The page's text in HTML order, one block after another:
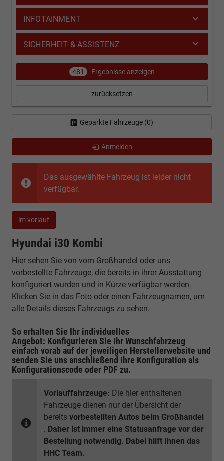
Das ausgewählte Fahrzeug ist leider nicht
verfügbar.
im vorlauf
Hyundai i30 Kombi
Hier sehen Sie von vom Großhandel oder uns
vorbestellte Fahrzeuge, die bereits in ihrer Ausstattung
konfiguriert wurden und in Kürze verfügbar werden.
Klicken Sie in das Foto oder einen Fahrzeugnamen, um
alle Details dieses Fahrzeugs zu sehen.
So erhalten Sie Ihr individuelles
Angebot: Konfigurieren Sie Ihr Wunschfahrzeug
einfach vorab auf der jeweiligen Herstellerwebsite und
senden Sie uns anschließend Ihre Konfiguration als
Konfigurationscode oder PDF zu.
Vorlauffahrzeuge: Die hier enthaltenen
Fahrzeuge dienen nur der Übersicht der
bereits vorbestellten Autos beim Großhandel
. Daher ist immer eine Statusanfrage vor der
Bestellung notwendig. Dabei hilft Ihnen das
HHC Team.
INFOTAINMENT
SICHERHEIT & ASSISTENZ
481 Ergebnisse anzeigen
zurücksetzen
Geparkte Fahrzeuge (0)
Anmelden